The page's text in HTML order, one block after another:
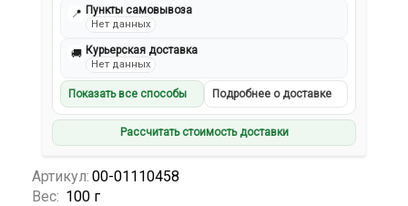
📍 Пункты самовывоза
Нет данных
🚚 Курьерская доставка
Нет данных
Показать все способы Подробнее о доставке
Рассчитать стоимость доставки
Артикул: 00-01110458
Вес: 100 г